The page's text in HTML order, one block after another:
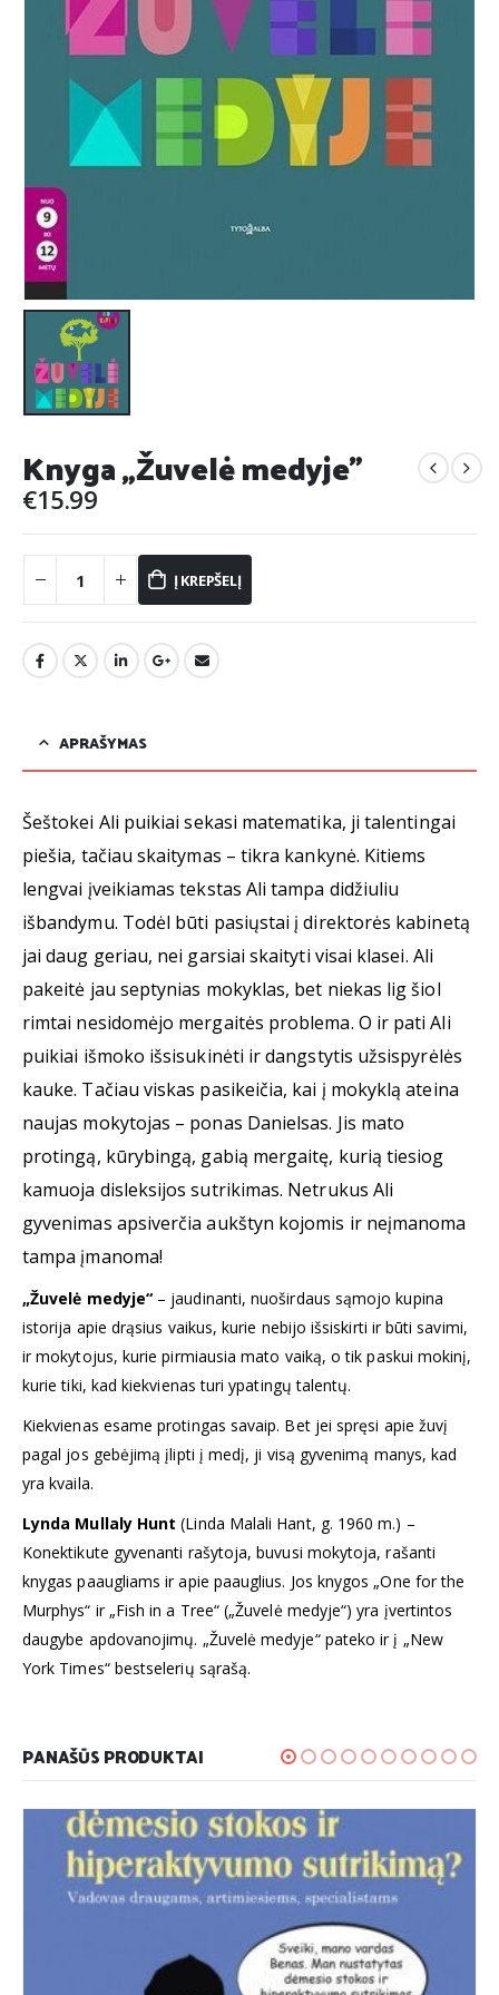
Knyga „Žuvelė medyje”
€15.99
Į KREPŠELĮ
APRAŠYMAS
Šeštokei Ali puikiai sekasi matematika, ji talentingai
piešia, tačiau skaitymas – tikra kankynė. Kitiems
lengvai įveikiamas tekstas Ali tampa didžiuliu
išbandymu. Todėl būti pasiųstai į direktorės kabinetą
jai daug geriau, nei garsiai skaityti visai klasei. Ali
pakeitė jau septynias mokyklas, bet niekas lig šiol
rimtai nesidomėjo mergaitės problema. O ir pati Ali
puikiai išmoko išsisukinėti ir dangstytis užsispyrėlės
kauke. Tačiau viskas pasikeičia, kai į mokyklą ateina
naujas mokytojas – ponas Danielsas. Jis mato
protingą, kūrybingą, gabią mergaitę, kurią tiesiog
kamuoja disleksijos sutrikimas. Netrukus Ali
gyvenimas apsiverčia aukštyn kojomis ir neįmanoma
tampa įmanoma!
„Žuvelė medyje“ – jaudinanti, nuoširdaus sąmojo kupina
istorija apie drąsius vaikus, kurie nebijo išsiskirti ir būti savimi,
ir mokytojus, kurie pirmiausia mato vaiką, o tik paskui mokinį,
kurie tiki, kad kiekvienas turi ypatingų talentų.
Kiekvienas esame protingas savaip. Bet jei spręsi apie žuvį
pagal jos gebėjimą įlipti į medį, ji visą gyvenimą manys, kad
yra kvaila.
Lynda Mullaly Hunt(Linda Malali Hant, g. 1960 m.) –
Konektikute gyvenanti rašytoja, buvusi mokytoja, rašanti
knygas paaugliams ir apie paauglius. Jos knygos „One for the
Murphys“ ir „Fish in a Tree“ („Žuvelė medyje“) yra įvertintos
daugybe apdovanojimų. „Žuvelė medyje“ pateko ir į „New
York Times“ bestselerių sąrašą.
PANAŠŪS PRODUKTAI